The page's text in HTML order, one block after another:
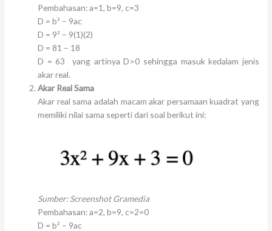
Pembahasan: a=1, b=9, c=3
D = b² – 9ac
D = 9² – 9(1)(2)
D = 81 – 18
D = 63 yang artinya D>0 sehingga masuk kedalam jenis
akar real.
Akar Real Sama
Akar real sama adalah macam akar persamaan kuadrat yang
memiliki nilai sama seperti dari soal berikut ini:
Sumber: Screenshot Gramedia
Pembahasan: a=2, b=9, c=2=0
D = b² – 9ac